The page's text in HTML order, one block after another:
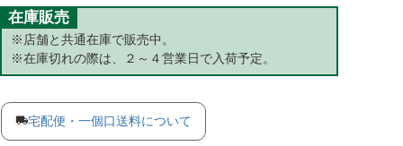
在庫販売
※店舗と共通在庫で販売中。
※在庫切れの際は、２～４営業日で入荷予定。
宅配便・一個口送料について